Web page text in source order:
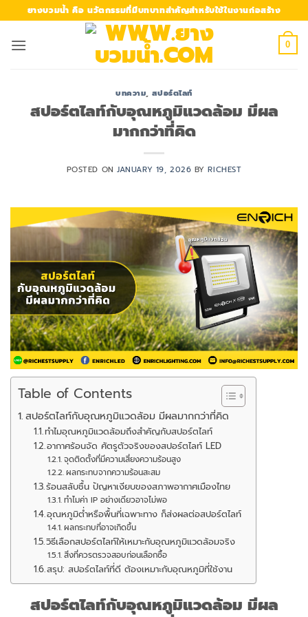
to
content
ยางบวมน้ำ คือ นวัตกรรมที่มีบทบาทสำคัญสำหรับใช้ในงานก่อสร้าง
0
บทความ, สปอร์ตไลท์
สปอร์ตไลท์กับอุณหภูมิแวดล้อม มีผล
มากกว่าที่คิด
POSTED ONJANUARY 19, 2026 BYRICHEST
Table of Contents
สปอร์ตไลท์กับอุณหภูมิแวดล้อม มีผลมากกว่าที่คิด
ทำไมอุณหภูมิแวดล้อมถึงสำคัญกับสปอร์ตไลท์
อากาศร้อนจัด ศัตรูตัวจริงของสปอร์ตไลท์ LED
จุดติดตั้งที่มีความเสี่ยงความร้อนสูง
ผลกระทบจากความร้อนสะสม
ร้อนสลับชื้น ปัญหาเงียบของสภาพอากาศเมืองไทย
ทำไมค่า IP อย่างเดียวอาจไม่พอ
อุณหภูมิต่ำหรือพื้นที่เฉพาะทาง ก็ส่งผลต่อสปอร์ตไลท์
ผลกระทบที่อาจเกิดขึ้น
วิธีเลือกสปอร์ตไลท์ให้เหมาะกับอุณหภูมิแวดล้อมจริง
สิ่งที่ควรตรวจสอบก่อนเลือกซื้อ
สรุป: สปอร์ตไลท์ที่ดี ต้องเหมาะกับอุณหภูมิที่ใช้งาน
สปอร์ตไลท์กับอุณหภูมิแวดล้อม มีผล